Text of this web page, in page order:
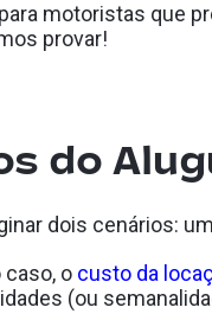
motoristas que
provar!
do
dois cenários:
o custo da
(ou